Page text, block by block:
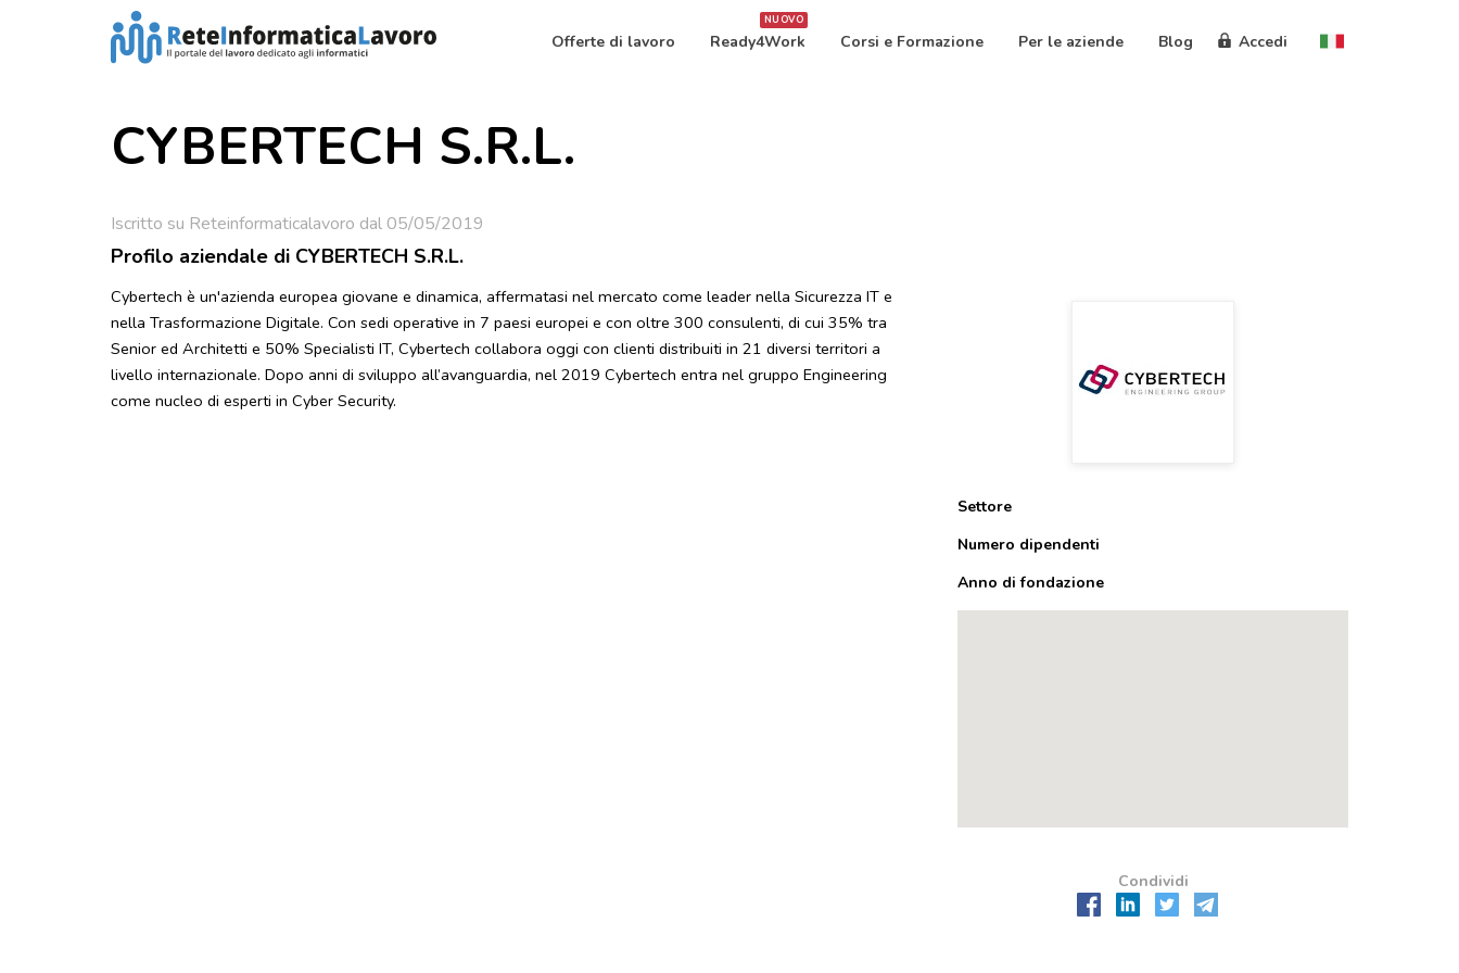
Offerte di lavoro
NUOVO
Ready4Work Corsi e Formazione Per le aziende Blog Accedi
CYBERTECH S.R.L.
Iscritto su Reteinformaticalavoro dal 05/05/2019
Profilo aziendale di CYBERTECH S.R.L.
Cybertech è un'azienda europea giovane e dinamica, affermatasi nel mercato come leader nella Sicurezza IT e
nella Trasformazione Digitale. Con sedi operative in 7 paesi europei e con oltre 300 consulenti, di cui 35% tra
Senior ed Architetti e 50% Specialisti IT, Cybertech collabora oggi con clienti distribuiti in 21 diversi territori a
livello internazionale. Dopo anni di sviluppo all’avanguardia, nel 2019 Cybertech entra nel gruppo Engineering
come nucleo di esperti in Cyber Security.
Settore
Numero dipendenti
Anno di fondazione
Condividi